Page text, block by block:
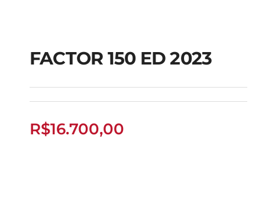
FACTOR 150 ED 2023
FACTOR 150 ED 2023
R$16.700,00